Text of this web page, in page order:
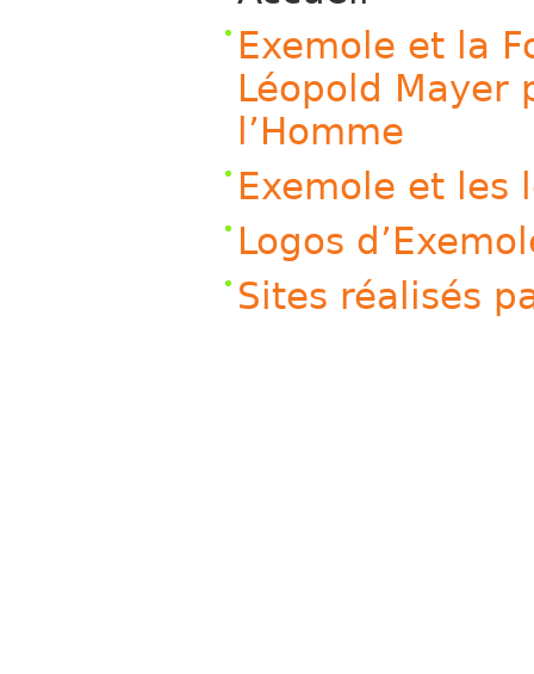
Exemole et la
Léopold Mayer
l’Homme
Exemole et les
Logos
Sites réalisés